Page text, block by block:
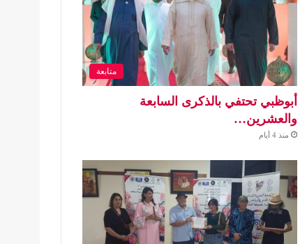
متابعة
أبوظبي تحتفي بالذكرى السابعة
والعشرين…
منذ 4 أيام